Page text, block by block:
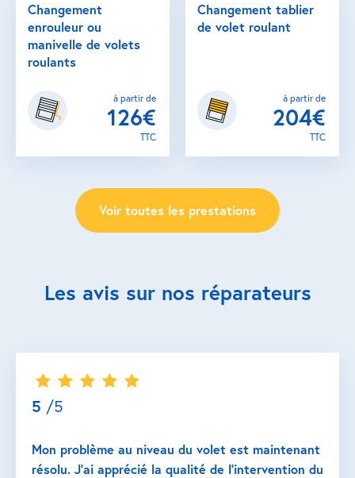
Changement
enrouleur ou
manivelle de volets
roulants
à partir de
126€
TTC
Changement tablier
de volet roulant
à partir de
204€
TTC
Voir toutes les prestations
Les avis sur nos réparateurs
5 /5
Mon problème au niveau du volet est maintenant
résolu. J’ai apprécié la qualité de l’intervention du